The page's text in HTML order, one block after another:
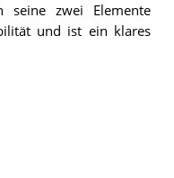
seine zwei Elemente
und ist ein klares